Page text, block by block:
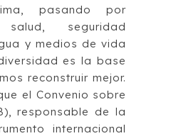
pasando por
seguridad
y medios de vida
es la base
reconstruir mejor.
el Convenio sobre
responsable de la
internacional